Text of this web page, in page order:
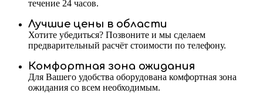
течение 24 часов.
Лучшие цены в области
Хотите убедиться? Позвоните и мы сделаем
предварительный расчёт стоимости по телефону.
Комфортная зона ожидания
Для Вашего удобства оборудована комфортная зона
ожидания со всем необходимым.